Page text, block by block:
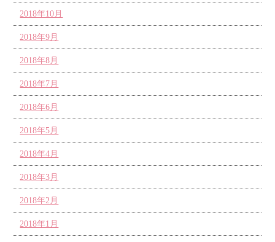
2018年10月
2018年9月
2018年8月
2018年7月
2018年6月
2018年5月
2018年4月
2018年3月
2018年2月
2018年1月